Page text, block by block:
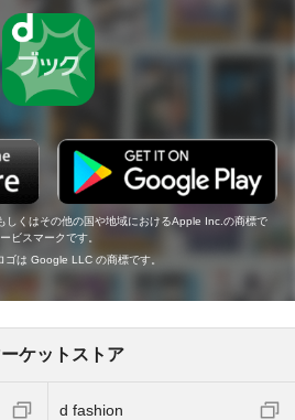
くはその他の国や地域におけるApple Inc.の商標で
ビスマークです。
は Google LLC の商標です。
ケットストア
d fashion